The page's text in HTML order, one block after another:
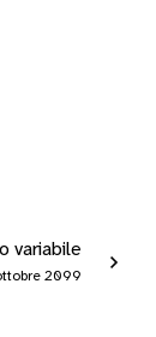
variabile
2099